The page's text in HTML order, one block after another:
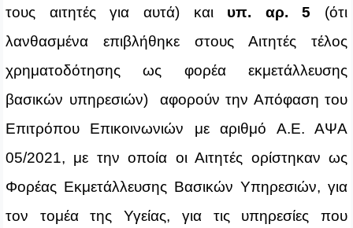
τους αιτητές για αυτά) και υπ. αρ. 5 (ότι
λανθασμένα επιβλήθηκε στους Αιτητές τέλος
χρηματοδότησης ως φορέα εκμετάλλευσης
βασικών υπηρεσιών) αφορούν την Απόφαση του
Επιτρόπου Επικοινωνιών με αριθμό Α.Ε. ΑΨΑ
05/2021, με την οποία οι Αιτητές ορίστηκαν ως
Φορέας Εκμετάλλευσης Βασικών Υπηρεσιών, για
τον τομέα της Υγείας, για τις υπηρεσίες που